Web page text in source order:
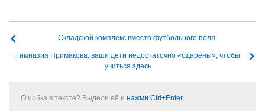
Складской комплекс вместо футбольного поля
Гимназия Примакова: ваши дети недостаточно «одарены», чтобы
учиться здесь
Ошибка в тексте? Выдели её и нажми Ctrl+Enter